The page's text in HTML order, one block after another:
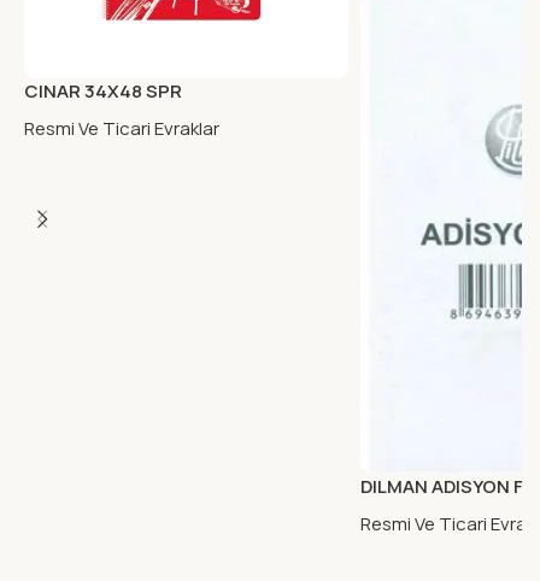
CINAR 34X48 SPR
Resmi Ve Ticari Evraklar
DILMAN ADISYON
Resmi Ve Ticari